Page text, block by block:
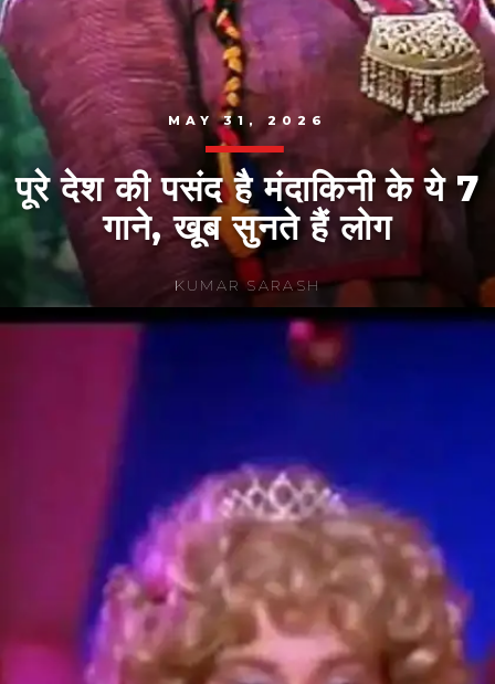
MAY 31, 2026
पूरे देश की पसंद है मंदाकिनी के ये 7
गाने, खूब सुनते हैं लोग
KUMAR SARASH